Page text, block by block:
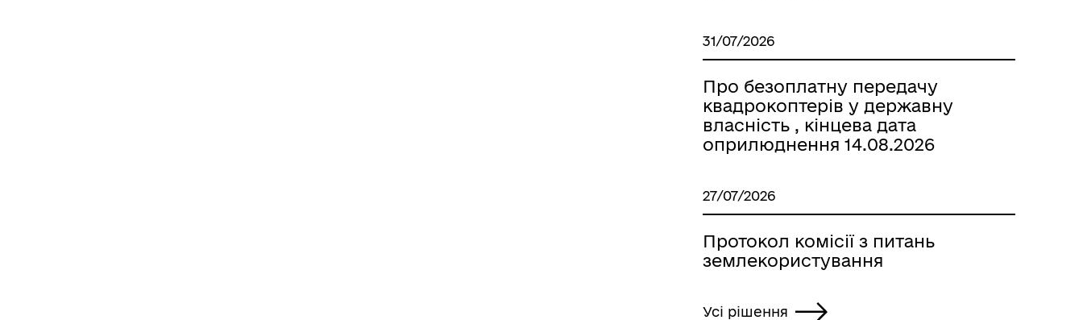
31/07/2026
Про безоплатну передачу
квадрокоптерів у державну
власність , кінцева дата
оприлюднення 14.08.2026
27/07/2026
Протокол комісії з питань
землекористування
Усі рішення